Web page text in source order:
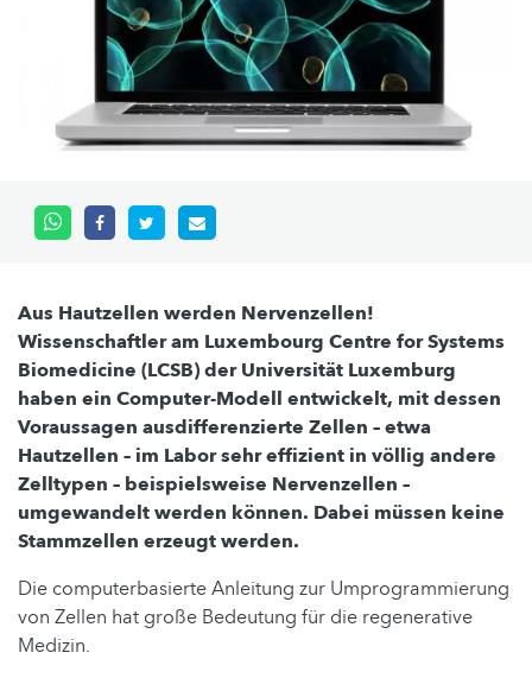
Aus Hautzellen werden Nervenzellen!
Wissenschaftler am Luxembourg Centre for Systems
Biomedicine (LCSB) der Universität Luxemburg
haben ein Computer-Modell entwickelt, mit dessen
Voraussagen ausdifferenzierte Zellen – etwa
Hautzellen – im Labor sehr effizient in völlig andere
Zelltypen – beispielsweise Nervenzellen –
umgewandelt werden können. Dabei müssen keine
Stammzellen erzeugt werden.
Die computerbasierte Anleitung zur Umprogrammierung
von Zellen hat große Bedeutung für die regenerative
Medizin.